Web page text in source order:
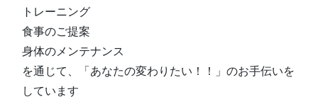
アクセス
体験予約する TELする
トレーニング
食事のご提案
身体のメンテナンス
を通じて、「あなたの変わりたい！！」のお手伝いを
しています